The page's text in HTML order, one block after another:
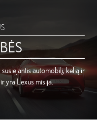
automobilį, kelią ir
yra Lexus misija.